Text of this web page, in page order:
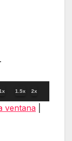
1.5x 2x
ventana